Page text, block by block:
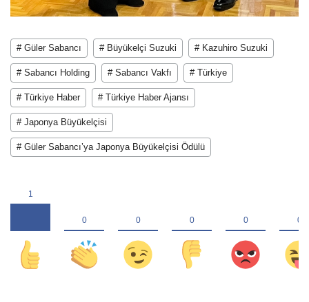
# Güler Sabancı # Büyükelçi Suzuki # Kazuhiro Suzuki
# Sabancı Holding # Sabancı Vakfı # Türkiye
# Türkiye Haber # Türkiye Haber Ajansı
# Japonya Büyükelçisi
# Güler Sabancı’ya Japonya Büyükelçisi Ödülü